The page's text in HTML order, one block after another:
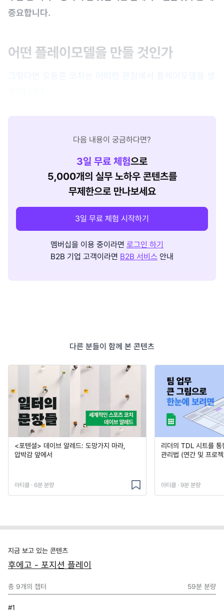
중요합니다.
어떤 플레이모델을 만들 것인가
그렇다면 오동훈 코치는 어떠한 관점에서 플레이모델을 생
다음 내용이 궁금하다면?
3일 무료 체험으로
5,000개의 실무 노하우 콘텐츠를
무제한으로 만나보세요
3일 무료 체험 시작하기
멤버십을 이용 중이라면 로그인 하기
B2B 기업 고객이라면 B2B 서비스 안내
다른 분들이 함께 본 콘텐츠
<포텐셜> 데이브 알레드: 도망가지 마라,
압박감 앞에서
아티클 · 6분 분량
리더의 TDL 시트를
관리법 (연간 및 프로
아티클 · 9분 분량
지금 보고 있는 콘텐츠
후에고 - 포지션 플레이
총 9개의 챕터 59분 분량
#1